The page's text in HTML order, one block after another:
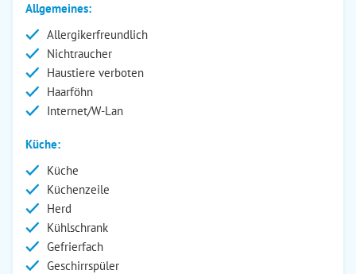
Allgemeines:
Allergikerfreundlich
Nichtraucher
Haustiere verboten
Haarföhn
Internet/W-Lan
Küche:
Küche
Küchenzeile
Herd
Kühlschrank
Gefrierfach
Geschirrspüler